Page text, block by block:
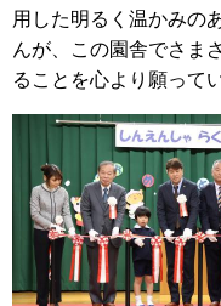
用した明るく温かみの
んが、この園舎でさま
ることを心より願って